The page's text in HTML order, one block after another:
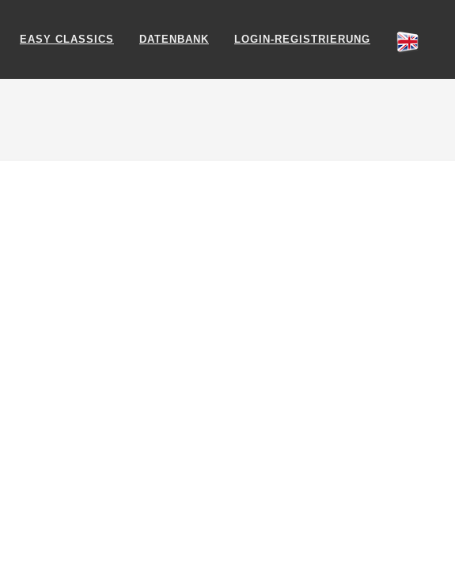
EASY CLASSICS DATENBANK LOGIN-REGISTRIERUNG